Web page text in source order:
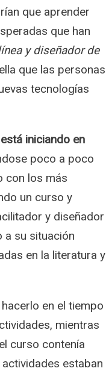
que aprender
que han
y diseñador de
que las personas
tecnologías
iniciando en
poco a poco
con los más
un curso y
y diseñador
a su situación
en la literatura y
en el tiempo
mientras
curso contenía
estaban